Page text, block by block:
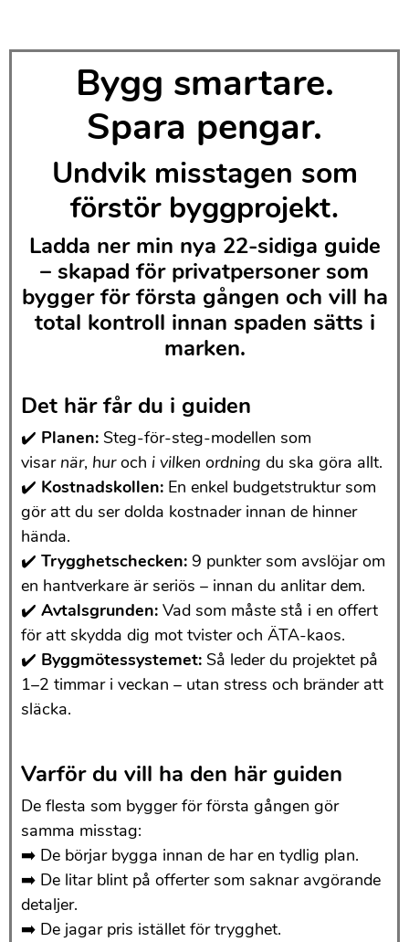
Bygg smartare.
Spara pengar.
Undvik misstagen som
förstör byggprojekt.
Ladda ner min nya 22-sidiga guide
– skapad för privatpersoner som
bygger för första gången och vill ha
total kontroll innan spaden sätts i
marken.
Det här får du i guiden
✔️ Planen: Steg-för-steg-modellen som
visar när, huroch i vilken ordning du ska göra allt.
✔️ Kostnadskollen: En enkel budgetstruktur som
gör att du ser dolda kostnader innan de hinner
hända.
✔️ Trygghetschecken: 9 punkter som avslöjar om
en hantverkare är seriös – innan du anlitar dem.
✔️ Avtalsgrunden: Vad som måste stå i en offert
för att skydda dig mot tvister och ÄTA-kaos.
✔️ Byggmötessystemet: Så leder du projektet på
1–2 timmar i veckan – utan stress och bränder att
släcka.
Varför du vill ha den här guiden
De flesta som bygger för första gången gör
samma misstag:
➡️ De börjar bygga innan de har en tydlig plan.
➡️ De litar blint på offerter som saknar avgörande
detaljer.
➡️ De jagar pris istället för trygghet.